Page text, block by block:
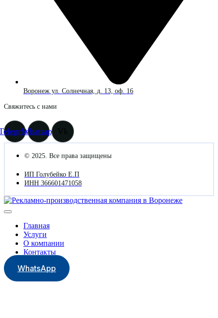
Воронеж ул. Солнечная, д. 13, оф. 16
Свяжитесь с нами
Whatsapp
© 2025. Все права защищены
ИП Голубейко Е.П
ИНН 366601471058
Главная
Услуги
О компании
Контакты
WhatsApp